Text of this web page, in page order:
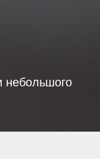
небольшого